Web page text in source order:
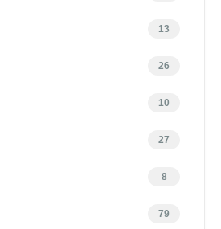
13
26
10
27
8
79